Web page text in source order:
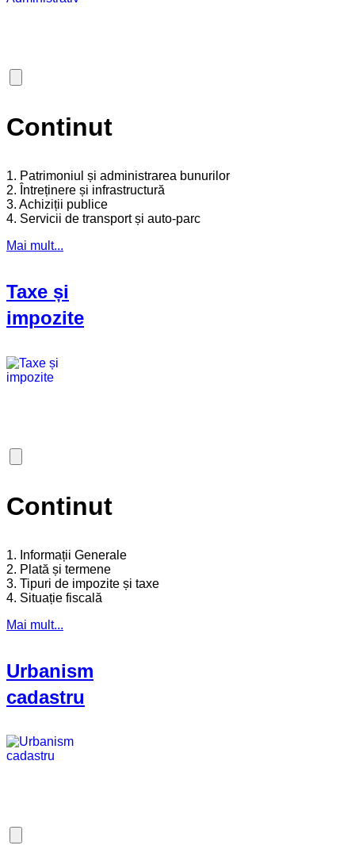
Continut
1. Patrimoniul și administrarea bunurilor
2. Întreținere și infrastructură
3. Achiziții publice
4. Servicii de transport și auto-parc
Mai mult...
Taxe și
impozite
Continut
1. Informații Generale
2. Plată și termene
3. Tipuri de impozite și taxe
4. Situație fiscală
Mai mult...
Urbanism
cadastru